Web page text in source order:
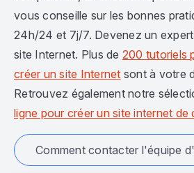
vous conseille sur les bonnes
24h/24 et 7j/7. Devenez un
site Internet. Plus de 200 tutoriels
créer un site Internet sont à votre
Retrouvez également notre
ligne pour créer un site internet de
Comment contacter l'équipe